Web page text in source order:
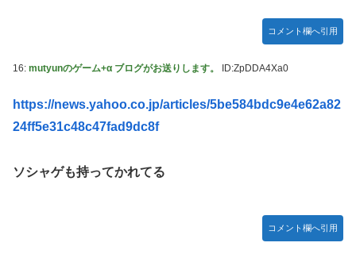
コメント欄へ引用
16: mutyunのゲーム+α ブログがお送りします。 ID:ZpDDA4Xa0
https://news.yahoo.co.jp/articles/5be584bdc9e4e62a82
24ff5e31c48c47fad9dc8f
ソシャゲも持ってかれてる
コメント欄へ引用